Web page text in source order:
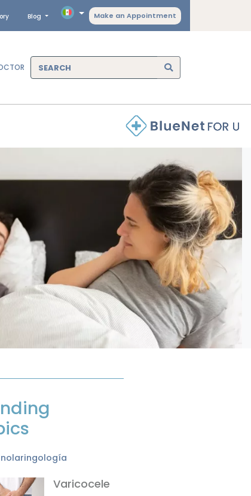
Blog Make an Appointment
Varicocele